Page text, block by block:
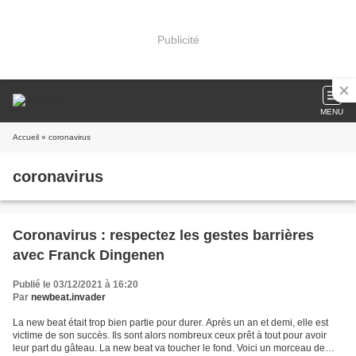
Publicité
MENU
Accueil » coronavirus
coronavirus
Coronavirus : respectez les gestes barrières
avec Franck Dingenen
Publié le 03/12/2021 à 16:20
Par newbeat.invader
La new beat était trop bien partie pour durer. Après un an et demi, elle est
victime de son succès. Ils sont alors nombreux ceux prêt à tout pour avoir
leur part du gâteau. La new beat va toucher le fond. Voici un morceau de